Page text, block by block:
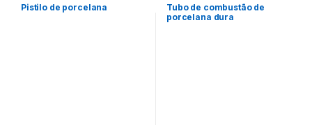
Pistilo de porcelana
Tubo de combustão de
porcelana dura